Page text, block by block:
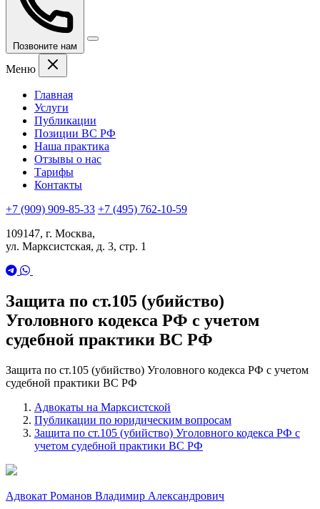
Позвоните нам
Меню
Главная
Услуги
Публикации
Позиции ВС РФ
Наша практика
Отзывы о нас
Тарифы
Контакты
+7 (909) 909-85-33 +7 (495) 762-10-59
109147, г. Москва,
ул. Марксистская, д. 3, стр. 1
Защита по ст.105 (убийство)
Уголовного кодекса РФ с учетом
судебной практики ВС РФ
Защита по ст.105 (убийство) Уголовного кодекса РФ с учетом
судебной практики ВС РФ
Адвокаты на Марксистской
Публикации по юридическим вопросам
Защита по ст.105 (убийство) Уголовного кодекса РФ с
учетом судебной практики ВС РФ
Адвокат Романов Владимир Александрович